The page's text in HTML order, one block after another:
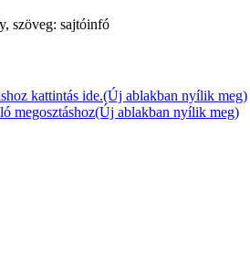
szöveg: sajtóinfó
kattintás ide.(Új ablakban nyílik meg)
megosztáshoz(Új ablakban nyílik meg)